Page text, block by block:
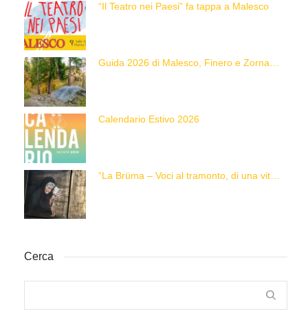
“Il Teatro nei Paesi” fa tappa a Malesco
Calendario Estivo 2026
Cerca